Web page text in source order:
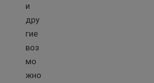
и
дру
гие
воз
мо
жно